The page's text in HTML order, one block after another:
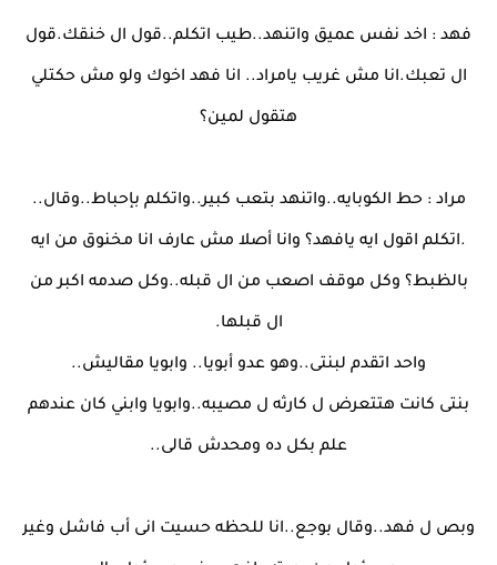
فهد : اخد نفس عميق واتنهد..طيب اتكلم..قول ال خنقك.قول
ال تعبك.انا مش غريب يامراد.. انا فهد اخوك ولو مش حكتلي
هتقول لمين؟
مراد : حط الكوبايه..واتنهد بتعب كبير..واتكلم بإحباط..وقال..
.اتكلم اقول ايه يافهد؟ وانا أصلا مش عارف انا مخنوق من ايه
بالظبط؟ وكل موقف اصعب من ال قبله..وكل صدمه اكبر من
ال قبلها.
واحد اتقدم لبنتى..وهو عدو أبويا.. وابويا مقاليش..
بنتى كانت هتتعرض ل كارثه ل مصيبه..وابويا وابني كان عندهم
علم بكل ده ومحدش قالى..
وبص ل فهد..وقال بوجع..انا للحظه حسيت انى أب فاشل وغير